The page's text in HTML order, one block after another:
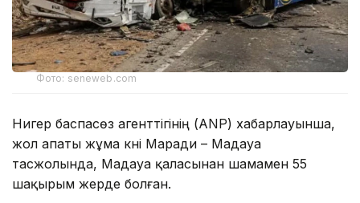
Фото: seneweb.com
Нигер баспасөз агенттігінің (ANP) хабарлауынша,
жол апаты жұма күні Маради – Мадауа
тасжолында, Мадауа қаласынан шамамен 55
шақырым жерде болған.